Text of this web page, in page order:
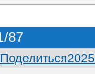
87
Поделиться